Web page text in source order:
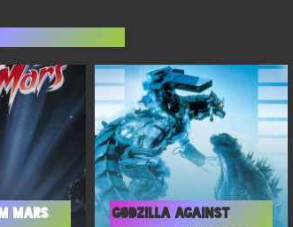
Mars
Godzilla against